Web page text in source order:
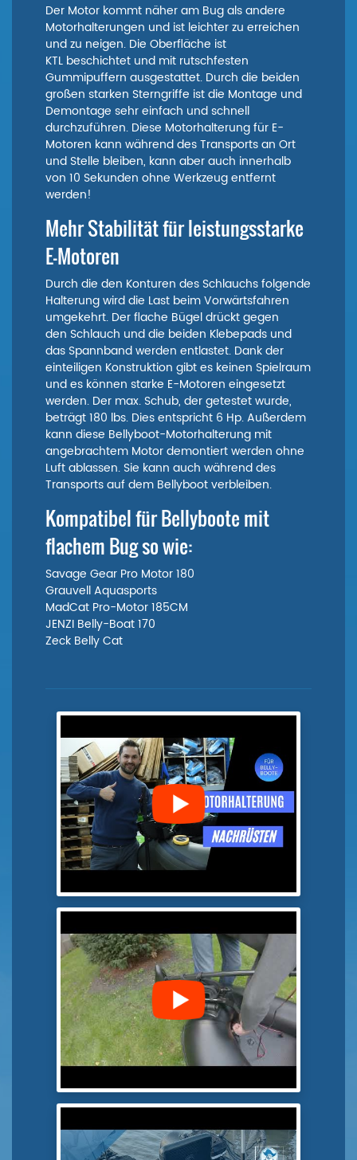
Der Motor kommt näher am Bug als andere
Motorhalterungen und ist leichter zu erreichen
und zu neigen. Die Oberfläche ist
KTL beschichtet und mit rutschfesten
Gummipuffern ausgestattet. Durch die beiden
großen starken Sterngriffe ist die Montage und
Demontage sehr einfach und schnell
durchzuführen. Diese Motorhalterung für E-
Motoren kann während des Transports an Ort
und Stelle bleiben, kann aber auch innerhalb
von 10 Sekunden ohne Werkzeug entfernt
werden!
Mehr Stabilität für leistungsstarke
E-Motoren
Durch die den Konturen des Schlauchs folgende
Halterung wird die Last beim Vorwärtsfahren
umgekehrt. Der flache Bügel drückt gegen
den Schlauch und die beiden Klebepads und
das Spannband werden entlastet. Dank der
einteiligen Konstruktion gibt es keinen Spielraum
und es können starke E-Motoren eingesetzt
werden. Der max. Schub, der getestet wurde,
beträgt 180 lbs. Dies entspricht 6 Hp. Außerdem
kann diese Bellyboot-Motorhalterung mit
angebrachtem Motor demontiert werden ohne
Luft ablassen. Sie kann auch während des
Transports auf dem Bellyboot verbleiben.
Kompatibel für Bellyboote mit
flachem Bug so wie:
Savage Gear Pro Motor 180
Grauvell Aquasports
MadCat Pro-Motor 185CM
JENZI Belly-Boat 170
Zeck Belly Cat